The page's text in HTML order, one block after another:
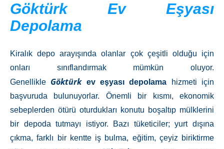
Göktürk Ev Eşyası
Depolama
Kiralık depo arayışında olanlar çok çeşitli olduğu için
onları sınıflandırmak mümkün oluyor.
Genellikle Göktürk ev eşyası depolama hizmeti için
başvuruda bulunuyorlar. Önemli bir kısmı, ekonomik
sebeplerden ötürü oturdukları konutu boşaltıp mülklerini
bir depoda tutmayı istiyor. Bazı tüketiciler; yurt dışına
çıkma, farklı bir kentte iş bulma, eğitim, çeyiz biriktirme